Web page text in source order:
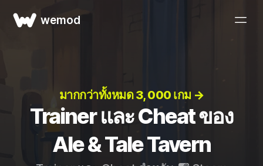
wemod
มากกว่าทั้งหมด 3, 000 เกม →
Trainer และ Cheat ของ
Ale & Tale Tavern